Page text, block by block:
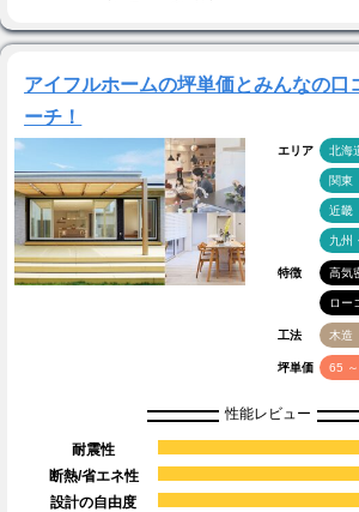
アイフルホームの坪単価とみんなの口
ーチ！
エリア 北海
関東
近畿
九州
特徴 高気
ロー
工法 木造
坪単価 65
性能レビュー
耐震性
断熱/省エネ性
設計の自由度